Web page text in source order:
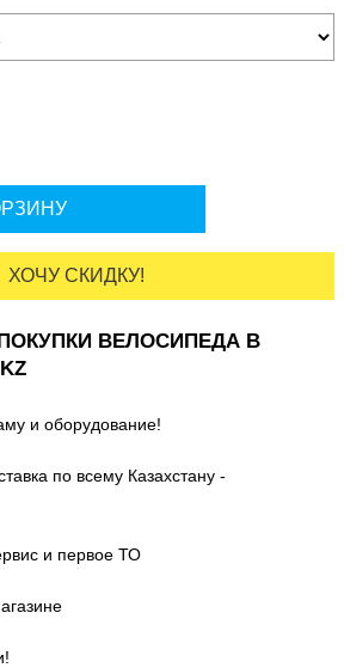
ХОЧУ СКИДКУ!
ВЕЛОСИПЕДА В
и оборудование!
по всему Казахстану -
и первое ТО